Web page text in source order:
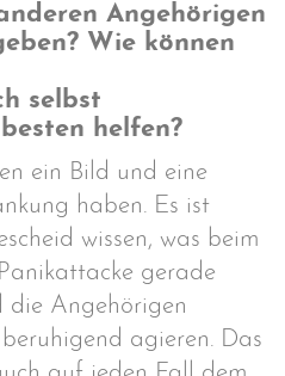
Angehörigen
Wie können
selbst
helfen?
ein Bild und eine
haben. Es ist
wissen, was beim
gerade
die Angehörigen
agieren. Das